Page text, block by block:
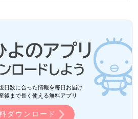
日数に合った情報を毎日お届け
後まで長く使える無料アプリ
ダウンロード